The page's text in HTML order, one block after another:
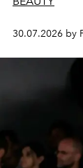
30.07.2026 by